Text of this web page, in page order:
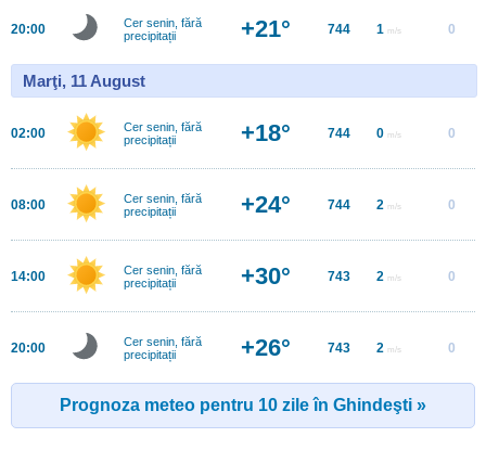
20:00
Cer senin, fără
precipitații
+21° 744 1 m/s 0
Marţi, 11 August
02:00
Cer senin, fără
precipitații
+18° 744 0 m/s 0
08:00
Cer senin, fără
precipitații
+24° 744 2 m/s 0
14:00
Cer senin, fără
precipitații
+30° 743 2 m/s 0
20:00
Cer senin, fără
precipitații
+26° 743 2 m/s 0
Prognoza meteo pentru 10 zile în Ghindeşti »